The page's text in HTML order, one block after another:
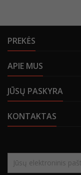
PREKĖS
APIE MUS
JŪSŲ PASKYRA
KONTAKTAS